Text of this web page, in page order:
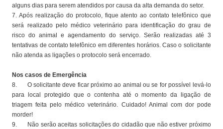
alguns dias para serem atendidos por causa da alta demanda do setor.
7. Após realização do protocolo, fique atento ao contato telefônico que
será realizado pelo médico veterinário para identificação do grau de
risco do animal e agendamento do serviço. Serão realizadas até 3
tentativas de contato telefônico em diferentes horários. Caso o solicitante
não atenda as ligações o protocolo será encerrado.
Nos casos de Emergência
8. O solicitante deve ficar próximo ao animal ou se for possível levá-lo
para local protegido que o contenha até o momento da ligação de
triagem feita pelo médico veterinário. Cuidado! Animal com dor pode
morder!
9. Não serão aceitas solicitações do cidadão que não estiver próximo